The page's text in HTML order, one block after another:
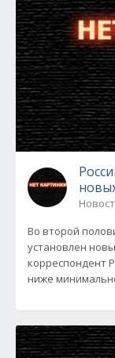
Во второй
установлен
корреспондент
ниже